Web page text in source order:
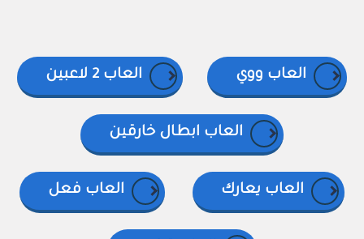
العاب ووي العاب 2 لاعبين
العاب ابطال خارقين
العاب يعارك العاب فعل